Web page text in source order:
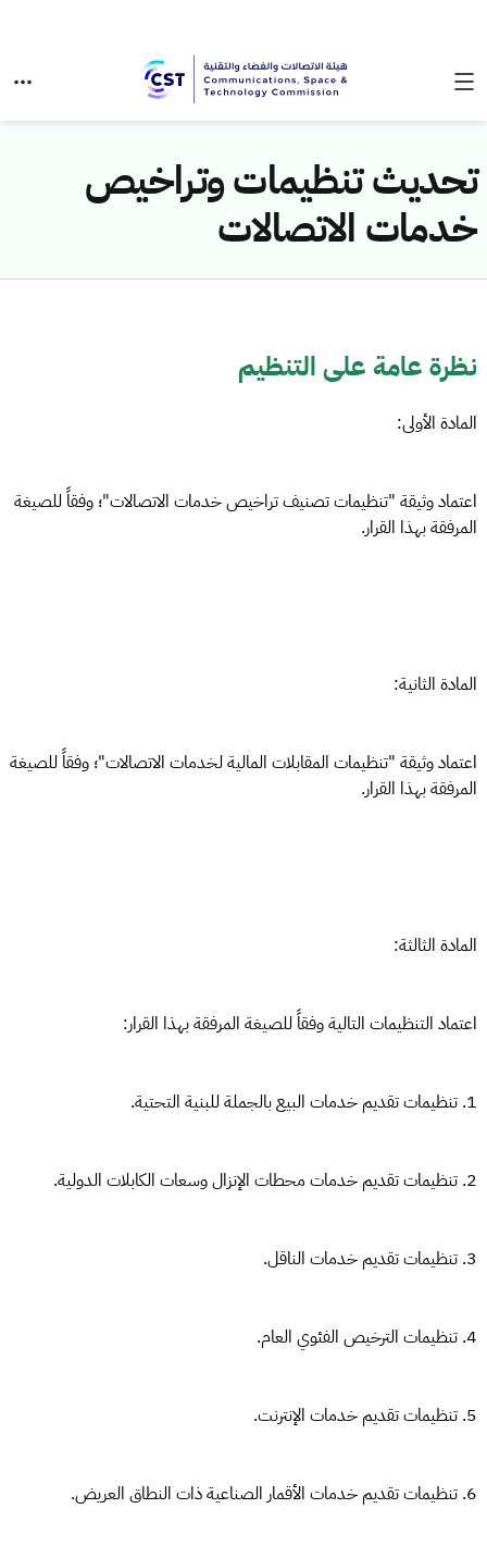
تحديث تنظيمات وتراخيص
خدمات الاتصالات
نظرة عامة على التنظيم
المادة الأولى:
اعتماد وثيقة "تنظيمات تصنيف تراخيص خدمات الاتصالات"؛ وفقاً للصيغة
المرفقة بهذا القرار.
المادة الثانية:
اعتماد وثيقة "تنظيمات المقابلات المالية لخدمات الاتصالات"؛ وفقاً للصيغة
المرفقة بهذا القرار.
المادة الثالثة:
اعتماد التنظيمات التالية وفقاً للصيغة المرفقة بهذا القرار:
1. تنظيمات تقديم خدمات البيع بالجملة للبنية التحتية.
2. تنظيمات تقديم خدمات محطات الإنزال وسعات الكابلات الدولية.
3. تنظيمات تقديم خدمات الناقل.
4. تنظيمات الترخيص الفئوي العام.
5. تنظيمات تقديم خدمات الإنترنت.
6. تنظيمات تقديم خدمات الأقمار الصناعية ذات النطاق العريض.